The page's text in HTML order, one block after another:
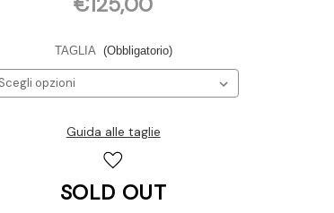
TAGLIA (Obbligatorio)
Guida alle taglie
SOLD OUT